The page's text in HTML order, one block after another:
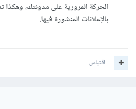
الحركة المرورية على مدونتك، وهكذا
بالإعلانات المنشورة فيها.
اقتباس